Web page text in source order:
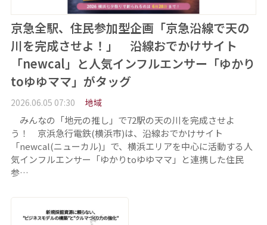
京急全駅、住民参加型企画「京急沿線で天の
川を完成させよ！」 沿線おでかけサイト
「newcal」と人気インフルエンサー「ゆかり
toゆゆママ」がタッグ
2026.06.05 07:30 地域
みんなの「地元の推し」で72駅の天の川を完成させよ
う！ 京浜急行電鉄(横浜市)は、沿線おでかけサイト
「newcal(ニューカル)」で、横浜エリアを中心に活動する人
気インフルエンサー「ゆかりtoゆゆママ」と連携した住民
参…